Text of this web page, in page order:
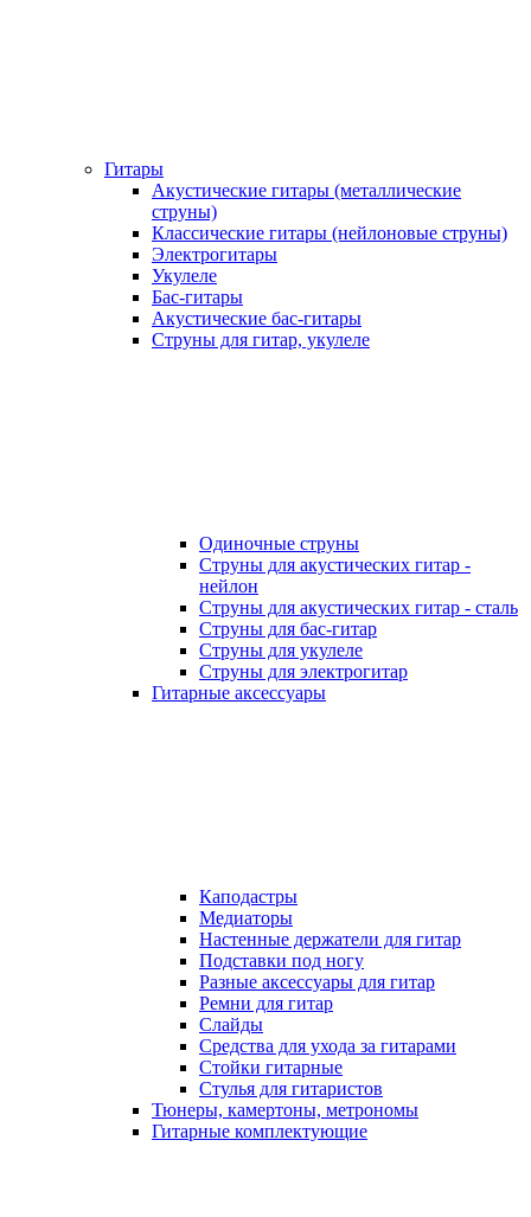
Гитары
Акустические гитары (металлические
струны)
Классические гитары (нейлоновые струны)
Электрогитары
Укулеле
Бас-гитары
Акустические бас-гитары
Струны для гитар, укулеле
Одиночные струны
Струны для акустических гитар -
нейлон
Струны для акустических гитар - сталь
Струны для бас-гитар
Струны для укулеле
Струны для электрогитар
Гитарные аксессуары
Каподастры
Медиаторы
Настенные держатели для гитар
Подставки под ногу
Разные аксессуары для гитар
Ремни для гитар
Слайды
Средства для ухода за гитарами
Стойки гитарные
Стулья для гитаристов
Тюнеры, камертоны, метрономы
Гитарные комплектующие